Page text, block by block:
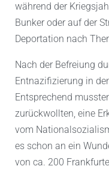
während der
Bunker oder auf der
Deportation nach
Nach der Befreiung
Entnazifizierung in
Entsprechend
zurückwollten, eine
vom
es schon an ein
von ca. 200